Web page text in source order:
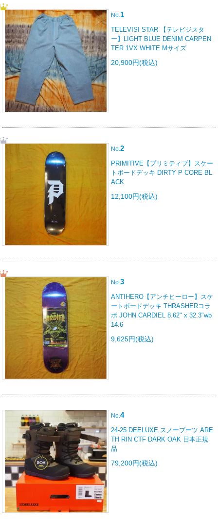
No.1
TELEVISI STAR 【テレビジスタ
ー】LIGHT BLUE DENIM CARPEN
TER 1VX WHITE Mサイズ
20,900円(税込)
No.2
PRIMITIVE【プリミティブ】スケー
トボードデッキ DIRTY P CORE BL
ACK
12,100円(税込)
No.3
ANTIHERO【アンチヒーロー】スケ
ートボードデッキ THRASHERコラ
ボ JOHN CARDIEL 8.62" x 32.3"wb
14.6
9,625円(税込)
No.4
24-25 DEELUXE スノーブーツ ARE
TH RIN CTF DARK OAK 日本正規
品
79,200円(税込)